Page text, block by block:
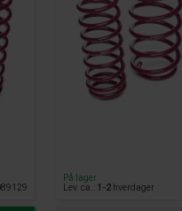
På lager
Lev. ca.: 1-2 hverdager